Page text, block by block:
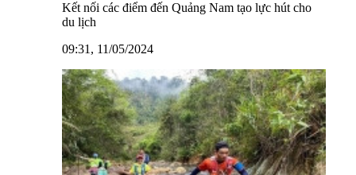
Kết nối các điểm đến Quảng Nam tạo lực hút cho
du lịch
09:31, 11/05/2024